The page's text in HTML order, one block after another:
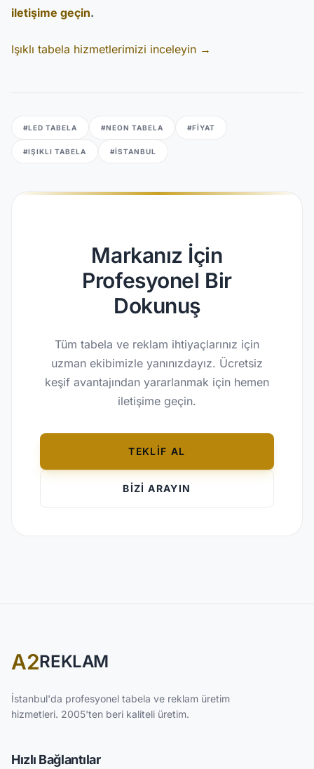
iletişime geçin.
Işıklı tabela hizmetlerimizi inceleyin →
#LED TABELA #NEON TABELA #FIYAT
#IŞIKLI TABELA #İSTANBUL
Markanız İçin
Profesyonel Bir
Dokunuş
Tüm tabela ve reklam ihtiyaçlarınız için
uzman ekibimizle yanınızdayız. Ücretsiz
keşif avantajından yararlanmak için hemen
iletişime geçin.
TEKLİF AL
BİZİ ARAYIN
A2REKLAM
İstanbul'da profesyonel tabela ve reklam üretim
hizmetleri. 2005'ten beri kaliteli üretim.
Hızlı Bağlantılar